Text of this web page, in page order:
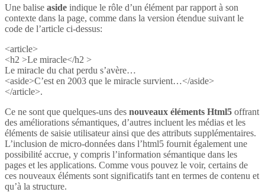
Une balise aside indique le rôle d’un élément par rapport à son
contexte dans la page, comme dans la version étendue suivant le
code de l’article ci-dessus:
<article>
<h2 >Le miracle</h2 >
Le miracle du chat perdu s’avère…
<aside>C’est en 2003 que le miracle survient…</aside>
</article>.
Ce ne sont que quelques-uns des nouveaux éléments Html5 offrant
des améliorations sémantiques, d’autres incluent les médias et les
éléments de saisie utilisateur ainsi que des attributs supplémentaires.
L’inclusion de micro-données dans l’html5 fournit également une
possibilité accrue, y compris l’information sémantique dans les
pages et les applications. Comme vous pouvez le voir, certains de
ces nouveaux éléments sont significatifs tant en termes de contenu et
qu’à la structure.